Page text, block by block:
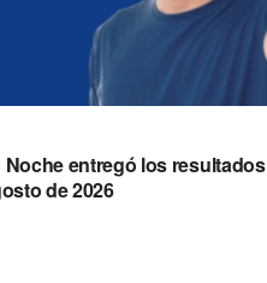
entregó los resultados
de 2026